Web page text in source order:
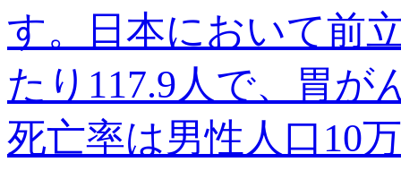
す。日本において前
たり117.9人で、胃が
死亡率は男性人口10